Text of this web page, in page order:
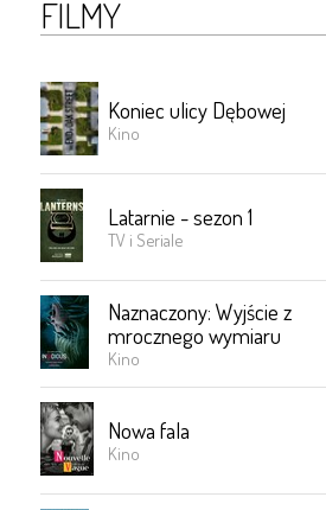
FILMY
Koniec ulicy Dębowej
Kino
Latarnie - sezon 1
TV i Seriale
Naznaczony: Wyjście z
mrocznego wymiaru
Kino
Nowa fala
Kino